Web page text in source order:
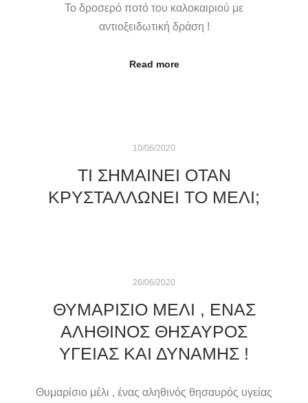
Το δροσερό ποτό του καλοκαιριού με
αντιοξειδωτική δράση !
Read more
10/06/2020
ΤΙ ΣΗΜΑΊΝΕΙ ΌΤΑΝ
ΚΡΥΣΤΑΛΛΏΝΕΙ ΤΟ ΜΈΛΙ;
26/06/2020
ΘΥΜΑΡΊΣΙΟ ΜΈΛΙ , ΈΝΑΣ
ΑΛΗΘΙΝΌΣ ΘΗΣΑΥΡΌΣ
ΥΓΕΊΑΣ ΚΑΙ ΔΎΝΑΜΗΣ !
Θυμαρίσιο μέλι , ένας αληθινός θησαυρός υγείας